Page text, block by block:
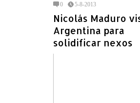
0 5-8-2013
Nicolás Maduro
Argentina para
solidificar nexos